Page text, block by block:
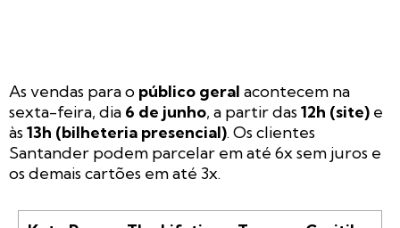
As vendas para o público geral acontecem na
sexta-feira, dia 6 de junho, a partir das12h (site) e
às13h (bilheteria presencial). Os clientes
Santander podem parcelar em até 6x sem juros e
os demais cartões em até 3x.